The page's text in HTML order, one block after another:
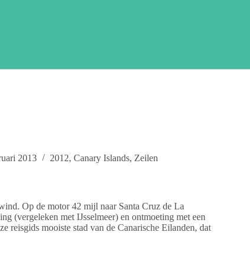
2013 2012, Canary Islands, Zeilen
Op de motor 42 mijl naar Santa Cruz de La
(vergeleken met IJsselmeer) en ontmoeting met een
reisgids mooiste stad van de Canarische Eilanden, dat